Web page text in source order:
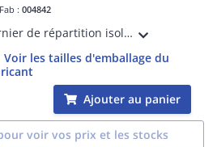
:004842
Bornier de répartition isolé IP2X bleu pour Neutre avec 8 connexions 1,5mm² à 16mm²- longueur 75mm, à fixer sur rail, support universel ou barreau plat 12x2mm
Voir les tailles d'emballage du
Ajouter au panier
voir vos prix et les stocks